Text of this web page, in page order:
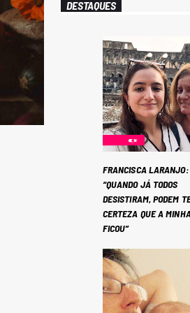
DESTAQUES
FRANCISCA LARANJO:
“QUANDO JÁ TODOS
DESISTIRAM, PODEM
CERTEZA QUE A
FICOU”